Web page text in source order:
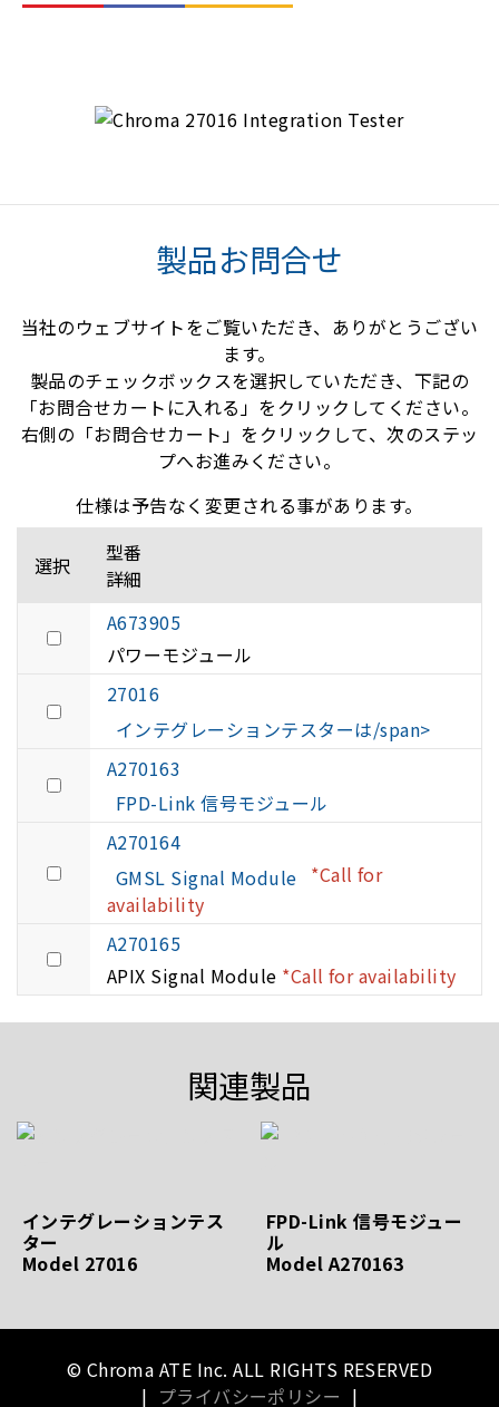
製品お問合せ
当社のウェブサイトをご覧いただき、ありがとうござい
ます。
製品のチェックボックスを選択していただき、下記の
「お問合せカートに入れる」をクリックしてください。
右側の「お問合せカート」をクリックして、次のステッ
プへお進みください。
仕様は予告なく変更される事があります。
選択
型番
詳細
A673905
パワーモジュール
27016
インテグレーションテスターは/span>
A270163
FPD-Link 信号モジュール
A270164
GMSL Signal Module *Call for
availability
A270165
APIX Signal Module *Call for availability
関連製品
インテグレーションテス
ター
Model 27016
FPD-Link 信号モジュー
ル
Model A270163
© Chroma ATE Inc. ALL RIGHTS RESERVED
| プライバシーポリシー |